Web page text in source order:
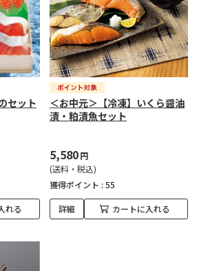
セット
れる
＜お中元＞【冷凍】いくら醤油
漬・粕漬魚セット
5,580円
(送料・税込)
獲得ポイント : 55
詳細 カートに入れる